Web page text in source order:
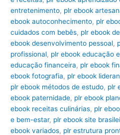
entretenimento, plr ebook
ebook autoconhecimento, plr
cuidados com bebês, plr ebook
ebook desenvolvimento pessoal,
profissional, plr ebook educação
educação financeira, plr ebook
ebook fotografia, plr ebook
plr ebook métodos de estudo, plr
ebook paternidade, plr ebook
ebook receitas culinárias, plr
e bem-estar, plr ebook site
ebook variados, plr estrutura